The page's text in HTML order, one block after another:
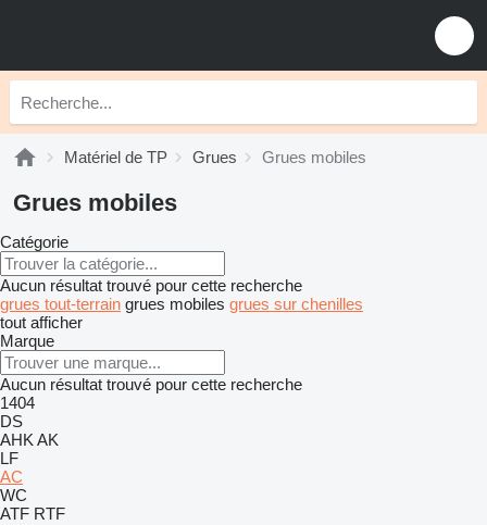
Matériel de TP Grues Grues mobiles
Grues mobiles
Catégorie
Aucun résultat trouvé pour cette recherche
grues tout-terrain grues mobiles grues sur chenilles
tout afficher
Marque
Aucun résultat trouvé pour cette recherche
1404
DS
AHK AK
LF
AC
WC
ATF RTF